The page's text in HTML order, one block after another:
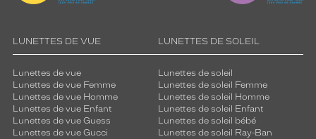
LUNETTES DE VUE
Lunettes de vue
Lunettes de vue Femme
Lunettes de vue Homme
Lunettes de vue Enfant
Lunettes de vue Guess
Lunettes de vue Gucci
LUNETTES DE SOLEIL
Lunettes de soleil
Lunettes de soleil Femme
Lunettes de soleil Homme
Lunettes de soleil Enfant
Lunettes de soleil bébé
Lunettes de soleil Ray-Ban